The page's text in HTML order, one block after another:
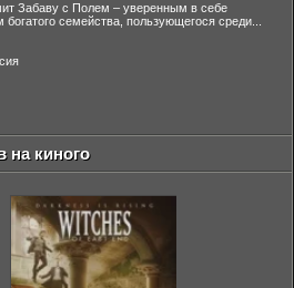
Забаву с Полем – уверенным в себе
богатого семейства, пользующегося среди...
на киного